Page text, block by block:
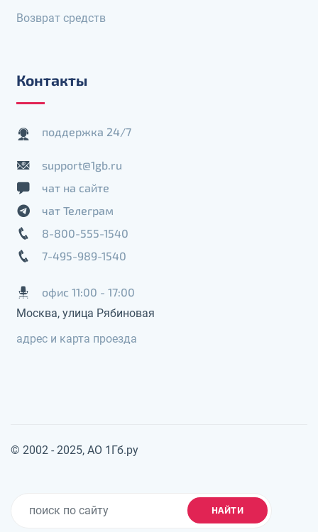
Возврат средств
Контакты
поддержка 24/7
support@1gb.ru
чат на сайте
чат Телеграм
8-800-555-1540
7-495-989-1540
офис 11:00 - 17:00
Москва, улица Рябиновая
адрес и карта проезда
© 2002 - 2025, АО 1Гб.ру
НАЙТИ